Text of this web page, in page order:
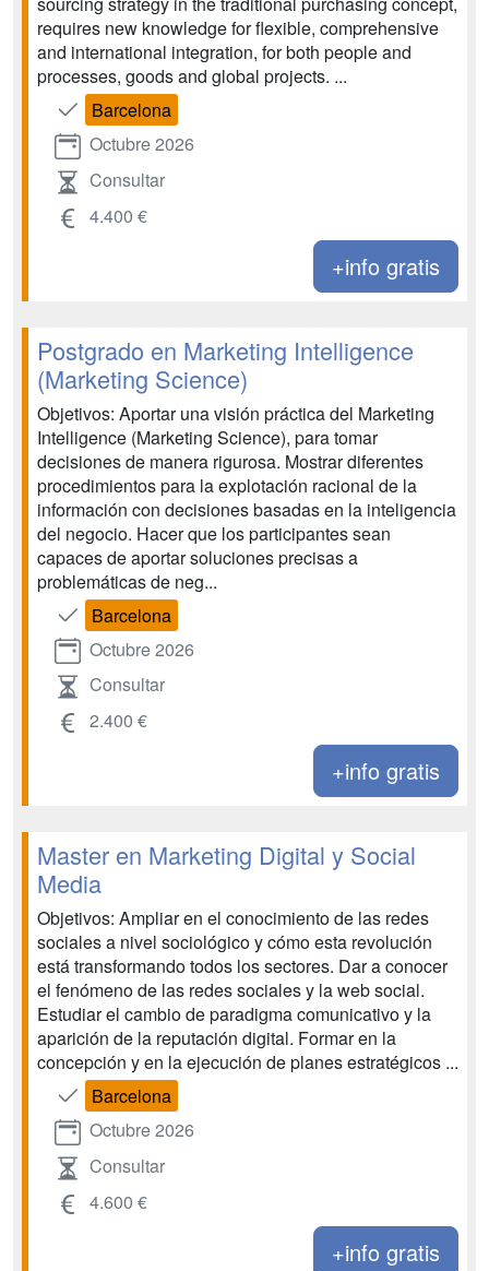
requires new knowledge for flexible, comprehensive
and international integration, for both people and
processes, goods and global projects. ...
Barcelona
Octubre 2026
Consultar
4.400 €
+info gratis
Postgrado en Marketing Intelligence
(Marketing Science)
Objetivos: Aportar una visión práctica del Marketing
Intelligence (Marketing Science), para tomar
decisiones de manera rigurosa. Mostrar diferentes
procedimientos para la explotación racional de la
información con decisiones basadas en la inteligencia
del negocio. Hacer que los participantes sean
capaces de aportar soluciones precisas a
problemáticas de neg...
Barcelona
Octubre 2026
Consultar
2.400 €
+info gratis
Master en Marketing Digital y Social
Media
Objetivos: Ampliar en el conocimiento de las redes
sociales a nivel sociológico y cómo esta revolución
está transformando todos los sectores. Dar a conocer
el fenómeno de las redes sociales y la web social.
Estudiar el cambio de paradigma comunicativo y la
aparición de la reputación digital. Formar en la
concepción y en la ejecución de planes estratégicos ...
Barcelona
Octubre 2026
Consultar
4.600 €
+info gratis